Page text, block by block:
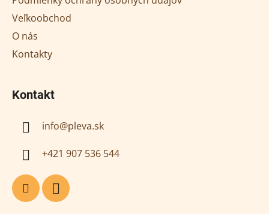
Veľkoobchod
O nás
Kontakty
Kontakt
info@pleva.sk
+421 907 536 544